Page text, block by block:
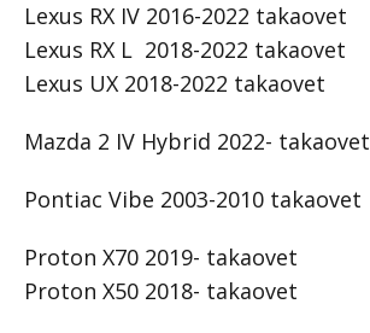
Lexus RX IV 2016-2022 takaovet
Lexus RX L 2018-2022 takaovet
Lexus UX 2018-2022 takaovet
Mazda 2 IV Hybrid 2022- takaovet
Pontiac Vibe 2003-2010 takaovet
Proton X70 2019- takaovet
Proton X50 2018- takaovet